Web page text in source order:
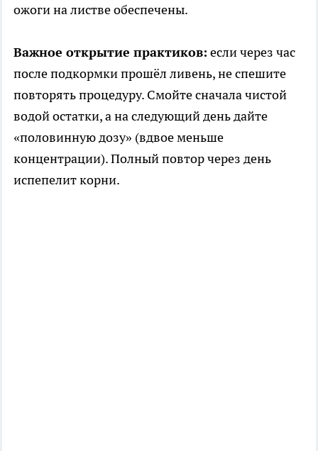
ожоги на листве обеспечены.
Важное открытие практиков: если через час
после подкормки прошёл ливень, не спешите
повторять процедуру. Смойте сначала чистой
водой остатки, а на следующий день дайте
«половинную дозу» (вдвое меньше
концентрации). Полный повтор через день
испепелит корни.